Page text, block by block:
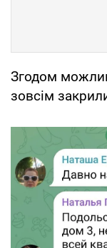
Згодом
зовсім